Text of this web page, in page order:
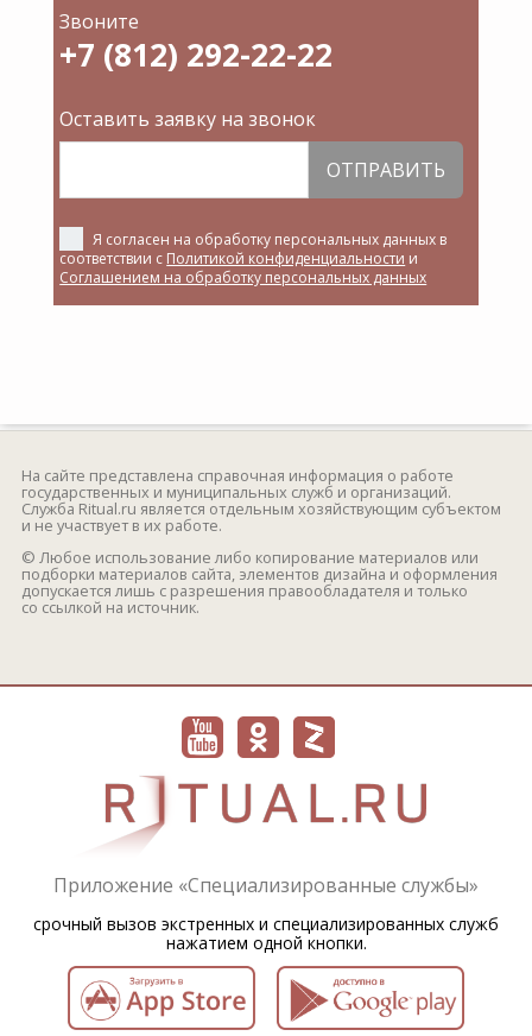
Звоните
+7 (812) 292-22-22
Оставить заявку на звонок
ОТПРАВИТЬ
Я согласен на обработку персональных данных в
соответствии с Политикой конфиденциальности и
Соглашением на обработку персональных данных
На сайте представлена справочная информация о работе
государственных и муниципальных служб и организаций.
Служба Ritual.ru является отдельным хозяйствующим субъектом
и не участвует в их работе.
© Любое использование либо копирование материалов или
подборки материалов сайта, элементов дизайна и оформления
допускается лишь с разрешения правообладателя и только
со ссылкой на источник.
Приложение «Специализированные службы»
срочный вызов экстренных и специализированных служб
нажатием одной кнопки.